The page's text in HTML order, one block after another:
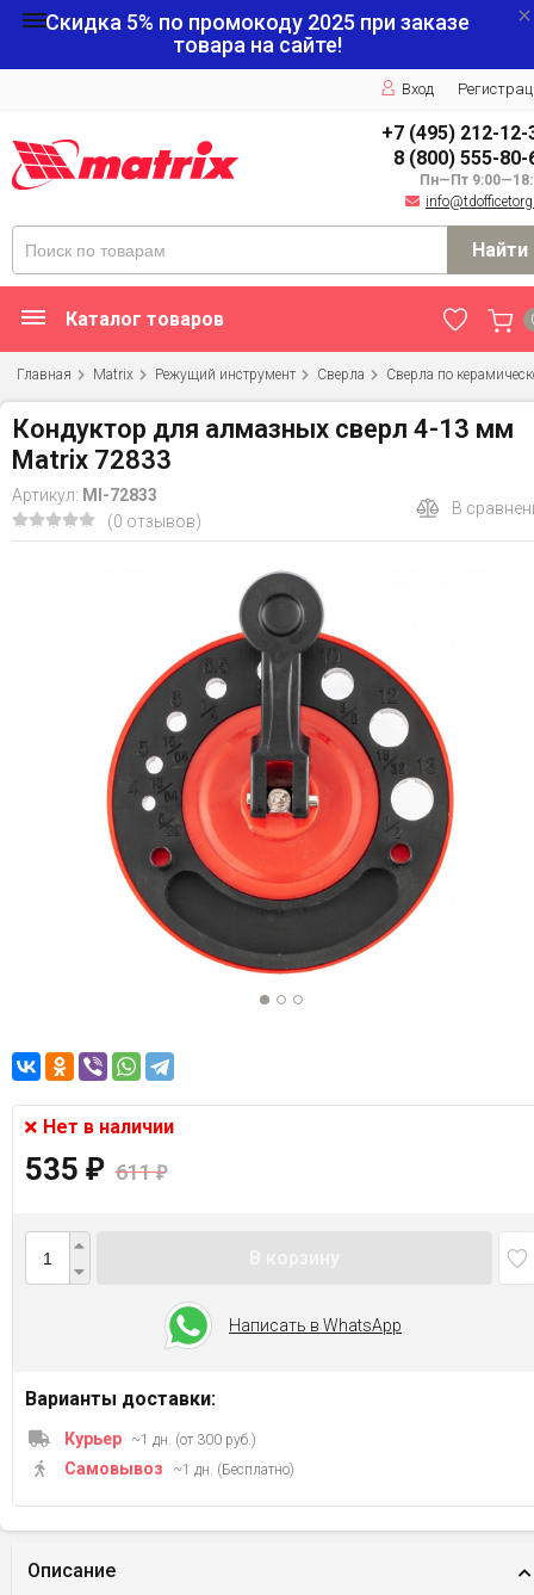
Скидка 5% по промокоду 2025 при заказе
товара на сайте!
Вход
+7 (495) 212-12-
8 (800) 555-80-
Пн—Пт
Найти
Каталог товаров
Главная Matrix Режущий инструмент Сверла Сверла по
Кондуктор для алмазных сверл 4-13 мм
Matrix 72833
Артикул: MI-72833
(0 отзывов)
В
Нет в наличии
535 ₽ 611₽
Написать в WhatsApp
Варианты доставки:
Курьер ~1 дн. (от 300 руб.)
Самовывоз ~1 дн. (Бесплатно)
Описание